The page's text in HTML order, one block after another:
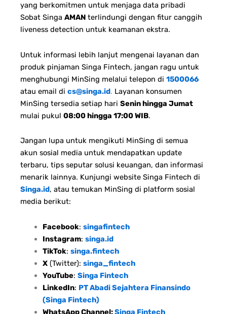
yang berkomitmen untuk menjaga data pribadi
Sobat Singa AMAN terlindungi dengan fitur canggih
liveness detection untuk keamanan ekstra.
Untuk informasi lebih lanjut mengenai layanan dan
produk pinjaman Singa Fintech, jangan ragu untuk
menghubungi MinSing melalui telepon di 1500066
atau email di cs@singa.id. Layanan konsumen
MinSing tersedia setiap hari Senin hingga Jumat
mulai pukul 08:00 hingga 17:00 WIB.
Jangan lupa untuk mengikuti MinSing di semua
akun sosial media untuk mendapatkan update
terbaru, tips seputar solusi keuangan, dan informasi
menarik lainnya. Kunjungi website Singa Fintech di
Singa.id, atau temukan MinSing di platform sosial
media berikut:
Facebook: singafintech
Instagram: singa.id
TikTok: singa.fintech
X(Twitter): singa_fintech
YouTube: Singa Fintech
LinkedIn: PT Abadi Sejahtera Finansindo
(Singa Fintech)
WhatsApp Channel:Singa Fintech